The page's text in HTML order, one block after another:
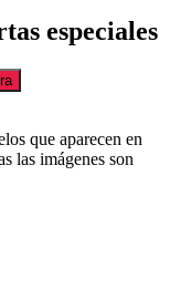
especiales
que aparecen en
las imágenes son